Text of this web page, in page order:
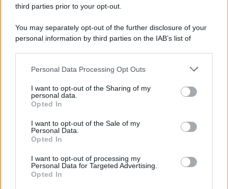
third parties prior to your opt-out.
You may separately opt-out of the further disclosure of your
personal information by third parties on the IAB’s list of
This information may also be disclosed by us to third parties
disclose it to other third parties.
Please note that this website/app uses one or more Google
services and may gather and store information including but
not limited to your visit or usage behaviour. You may click to
grant or deny consent to Google and its third-party tags to
consent section.
Personal Data Processing Opt Outs
I want to opt-out of the Sharing of my
personal data.
Opted In
I want to opt-out of the Sale of my
Personal Data.
Opted In
I want to opt-out of processing my
Personal Data for Targeted Advertising.
Opted In
Lo sapevi che...